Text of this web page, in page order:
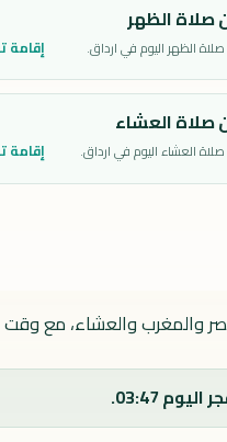
صلاة الظهر
الظهر اليوم في ارداق. إقامة
صلاة العشاء
العشاء اليوم في ارداق. إقامة
والمغرب والعشاء، مع وقت